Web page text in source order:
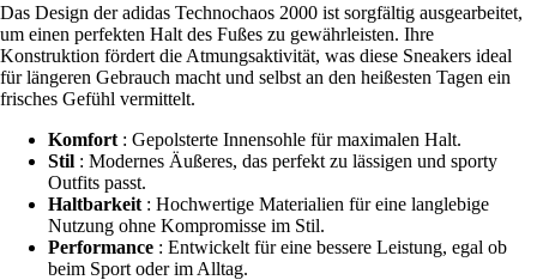
Das Design der adidas Technochaos 2000 ist sorgfältig ausgearbeitet,
um einen perfekten Halt des Fußes zu gewährleisten. Ihre
Konstruktion fördert die Atmungsaktivität, was diese Sneakers ideal
für längeren Gebrauch macht und selbst an den heißesten Tagen ein
frisches Gefühl vermittelt.
Komfort : Gepolsterte Innensohle für maximalen Halt.
Stil : Modernes Äußeres, das perfekt zu lässigen und sporty
Outfits passt.
Haltbarkeit : Hochwertige Materialien für eine langlebige
Nutzung ohne Kompromisse im Stil.
Performance : Entwickelt für eine bessere Leistung, egal ob
beim Sport oder im Alltag.